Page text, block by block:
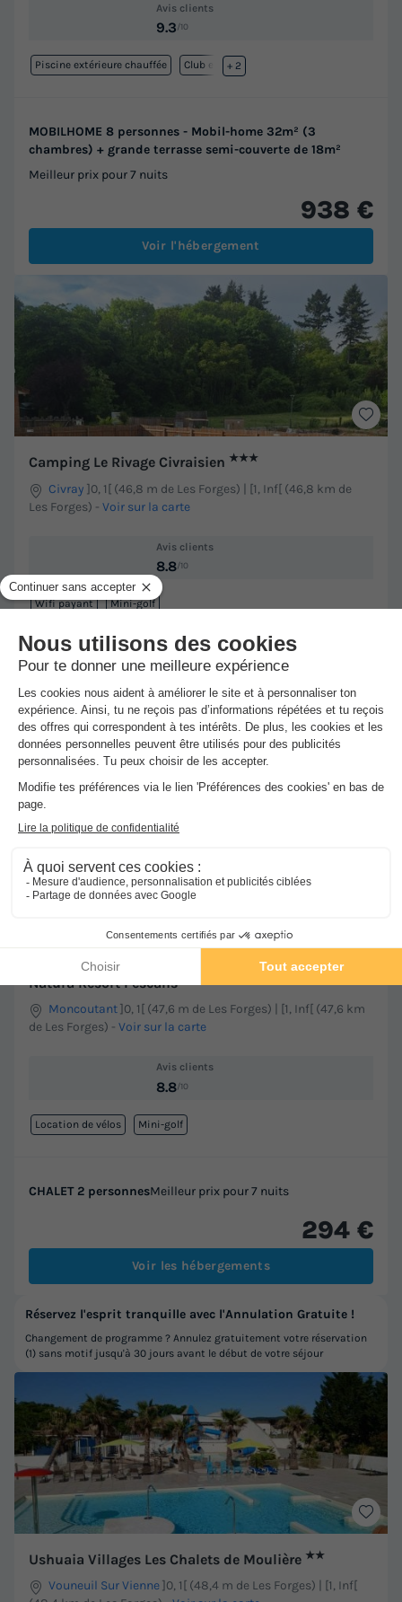
Avis clients
9.3/10
Piscine extérieure chauffée Club enfant
+ 2
MOBILHOME 8 personnes - Mobil-home 32m² (3
chambres) + grande terrasse semi-couverte de 18m²
Meilleur prix pour 7 nuits
938 €
Voir l'hébergement
Camping Le Rivage Civraisien ★★★
Civray ]0, 1[ (46,8 m de Les Forges) | [1, Inf[ (46,8 km de
Les Forges) - Voir sur la carte
Avis clients
8.8/10
Wifi payant Mini-golf
MOBILHOME 4 personnes - Mobil Home
Meilleur prix pour 7 nuits
291,90 €
Voir les hébergements
Natura Resort Pescalis
Moncoutant]0, 1[ (47,6 m de Les Forges) | [1, Inf[ (47,6 km
de Les Forges) - Voir sur la carte
Avis clients
8.8/10
Location de vélos Mini-golf
CHALET 2 personnesMeilleur prix pour 7 nuits
294 €
Voir les hébergements
Ushuaia Villages Les Chalets de Moulière ★★
Vouneuil Sur Vienne]0, 1[ (48,4 m de Les Forges) | [1, Inf[
Réservez l'esprit tranquille avec l'Annulation Gratuite !
Changement de programme ? Annulez gratuitement votre réservation
(1) sans motif jusqu'à 30 jours avant le début de votre séjour